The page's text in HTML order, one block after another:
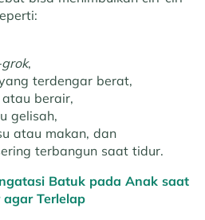
,
terdengar berat,
berair,
gelisah,
atau makan, dan
terbangun saat tidur.
Batuk pada Anak saat
agar Terlelap